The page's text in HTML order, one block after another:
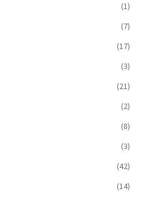
(1)
(7)
(17)
(3)
(21)
(2)
(8)
(3)
(42)
(14)